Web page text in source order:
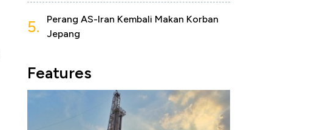
5.
Perang AS-Iran Kembali Makan Korban
Jepang
Features